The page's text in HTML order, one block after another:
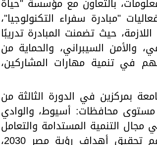
"مبادرة سفراء التكنولوجيا"،
حيث تضمنت المبادرة تدريبًا
والأمن السيبراني، والحماية من
في تنمية مهارات المشاركين،
فوز الجامعة بمركزين في الدورة الثالثة من
مستوى محافظات: أسيوط، والوادي
مجال التنمية المستدامة والتعامل
مع البعد البيئي وآثار التغيرات المناخية، بما يدعم تحقيق أهداف رؤية مصر 2030،